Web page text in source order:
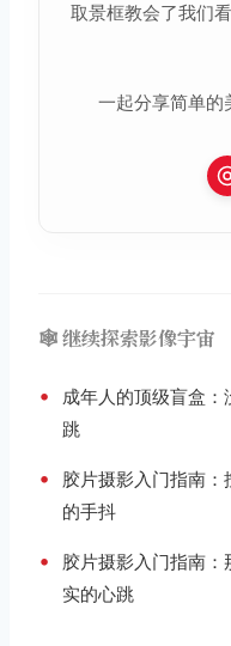
取景框教会了我们
一起分享简单的
🕸️ 继续探索影像宇宙
•
成年人的顶级盲盒
跳
•
胶片摄影入门指南
的手抖
•
胶片摄影入门指南
实的心跳